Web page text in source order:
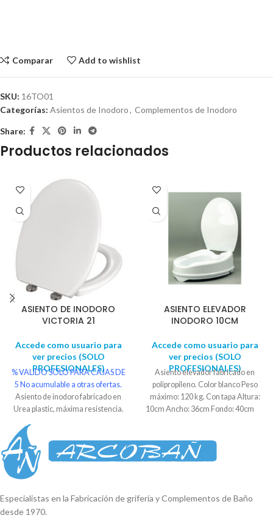
Comparar Add to wishlist
SKU: 16TO01
Categorías: Asientos de Inodoro, Complementos de Inodoro
Share:
Productos relacionados
ASIENTO DE INODORO
VICTORIA 21
Accede como usuario para
ver precios (SOLO
PROFESIONALES)
% VALIDO SOLO PARA CAJAS DE
5 No acumulable a otras ofertas.
Asiento de inodoro fabricado en
Urea plastic, máxima resistencia.
clean
permite retirar la tapa para
conseguir una higiene perfecta.
Sistema softclose
bacteriano: Previene infecciones,
limpio y saludable. Bisagras
ASIENTO ELEVADOR
INODORO 10CM
Accede como usuario para
ver precios (SOLO
PROFESIONALES)
Asiento elevador fabricado en
polipropileno. Color blanco Peso
máximo: 120 kg. Con tapa Altura:
10cm Ancho: 36cm Fondo: 40cm
Especialistas en la Fabricación de grifería y Complementos de Baño
desde 1970.